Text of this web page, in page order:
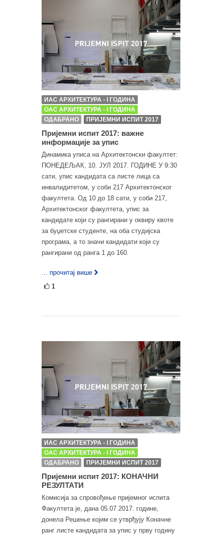
ИАС АРХИТЕКТУРА - I ГОДИНА
ОАС АРХИТЕКТУРА - I ГОДИНА
ОДАБРАНО
ПРИЈЕМНИ ИСПИТ 2017
Пријемни испит 2017: важне
информације за упис
Динамика уписа на Архитектонски факултет:
ПОНЕДЕЉАК, 10. ЈУЛ 2017. ГОДИНЕ У 9:30
сати, упис кандидата са листе лица са
инвалидитетом, у соби 217 Архитектонског
факултета. Од 10 до 18 сати, у соби 217,
Архитектонског факултета, упис за
кандидате који су рангирани у оквиру квоте
за буџетске студенте, на оба студијска
програма, а то значи кандидати који су
рангирани од ранга 1 до 160.
... прочитај више
1
ИАС АРХИТЕКТУРА - I ГОДИНА
ОАС АРХИТЕКТУРА - I ГОДИНА
ОДАБРАНО
ПРИЈЕМНИ ИСПИТ 2017
Пријемни испит 2017: КОНАЧНИ
РЕЗУЛТАТИ
Комисија за спровођење пријемног испита
Факултета је, дана 05.07.2017. године,
донела Решење којим се утврђују Коначне
ранг листе кандидата за упис у прву годину